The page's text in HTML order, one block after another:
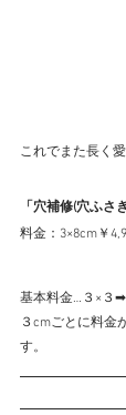
これでまた長く
「穴補修(穴ふさ
料金：3×8cm￥
基本料金…３×３➡
３cmごとに料金
す。